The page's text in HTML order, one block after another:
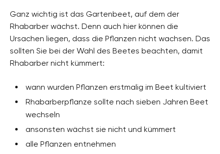
Ganz wichtig ist das Gartenbeet, auf dem der
Rhabarber wächst. Denn auch hier können die
Ursachen liegen, dass die Pflanzen nicht wachsen. Das
sollten Sie bei der Wahl des Beetes beachten, damit
Rhabarber nicht kümmert:
wann wurden Pflanzen erstmalig im Beet kultiviert
Rhabarberpflanze sollte nach sieben Jahren Beet
wechseln
ansonsten wächst sie nicht und kümmert
alle Pflanzen entnehmen